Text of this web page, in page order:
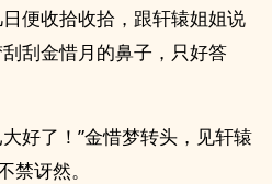
便收拾收拾，跟轩辕姐姐说
刮金惜月的鼻子，只好答
好了！”金惜梦转头，见轩辕
禁讶然。